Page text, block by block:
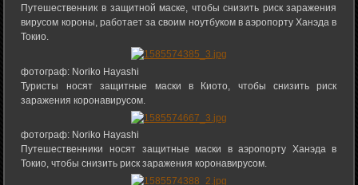
Путешественник в защитной маске, чтобы снизить риск заражения
вирусом короны, работает за своим ноутбуком в аэропорту Ханэда в
Токио.
фотограф: Noriko Hayashi
Туристы носят защитные маски в Киото, чтобы снизить риск
заражения коронавирусом.
фотограф: Noriko Hayashi
Путешественники носят защитные маски в аэропорту Ханэда в
Токио, чтобы снизить риск заражения коронавирусом.